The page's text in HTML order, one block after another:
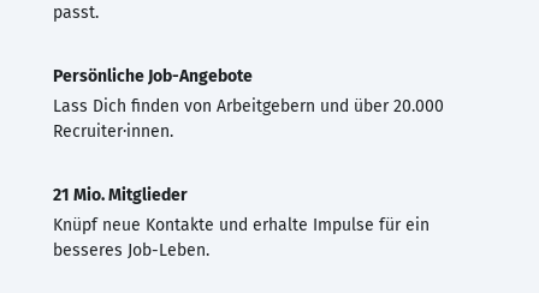
passt.
Persönliche Job-Angebote
Lass Dich finden von Arbeitgebern und über 20.000
Recruiter·innen.
21 Mio. Mitglieder
Knüpf neue Kontakte und erhalte Impulse für ein
besseres Job-Leben.